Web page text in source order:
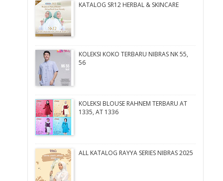
KATALOG SR12 HERBAL & SKINCARE
KOLEKSI KOKO TERBARU NIBRAS NK 55,
56
KOLEKSI BLOUSE RAHNEM TERBARU AT
1335, AT 1336
ALL KATALOG RAYYA SERIES NIBRAS 2025